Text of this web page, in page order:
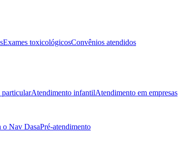
Exames toxicológicosConvênios atendidos
Atendimento infantilAtendimento em empresas
o Nav DasaPré-atendimento